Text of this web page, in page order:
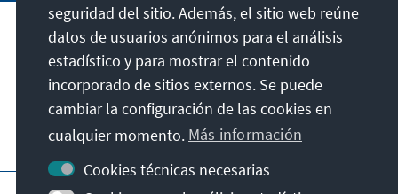
Dirección
Contacto
Visita también
seguridad del sitio. Además, el sitio web reúne
datos de usuarios anónimos para el análisis
estadístico y para mostrar el contenido
incorporado de sitios externos. Se puede
cambiar la configuración de las cookies en
cualquier momento. Más información
Cookies técnicas necesarias